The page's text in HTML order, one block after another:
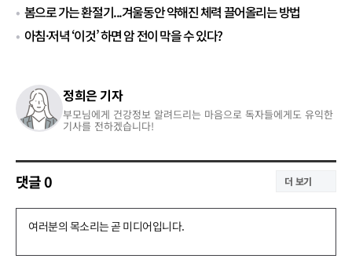
봄으로 가는 환절기...겨울동안 약해진 체력 끌어올리는 방법
아침·저녁 ‘이것’ 하면 암 전이 막을 수 있다?
정희은 기자
부모님에게 건강정보 알려드리는 마음으로 독자들에게도 유익한
기사를 전하겠습니다!
댓글0 더 보기
댓